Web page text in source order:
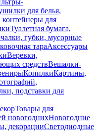
для белья,
для
Туалетная бумага,
губки, мусорные
тараАксессуары
Веревки,
средствВешалки-
КопилкиКартины,
подставки для
Товары для
новогоднихНовогодние
декорацииСветодиодные